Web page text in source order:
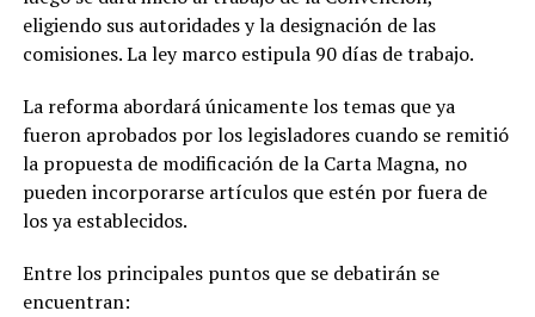
eligiendo sus autoridades y la designación de las
comisiones. La ley marco estipula 90 días de trabajo.
La reforma abordará únicamente los temas que ya
fueron aprobados por los legisladores cuando se remitió
la propuesta de modificación de la Carta Magna, no
pueden incorporarse artículos que estén por fuera de
los ya establecidos.
Entre los principales puntos que se debatirán se
encuentran: